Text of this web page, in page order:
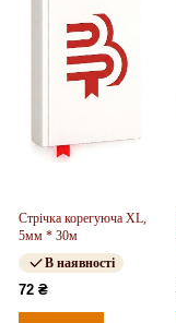
Стрічка корегуюча XL,
5мм * 30м
В наявності
72 ₴